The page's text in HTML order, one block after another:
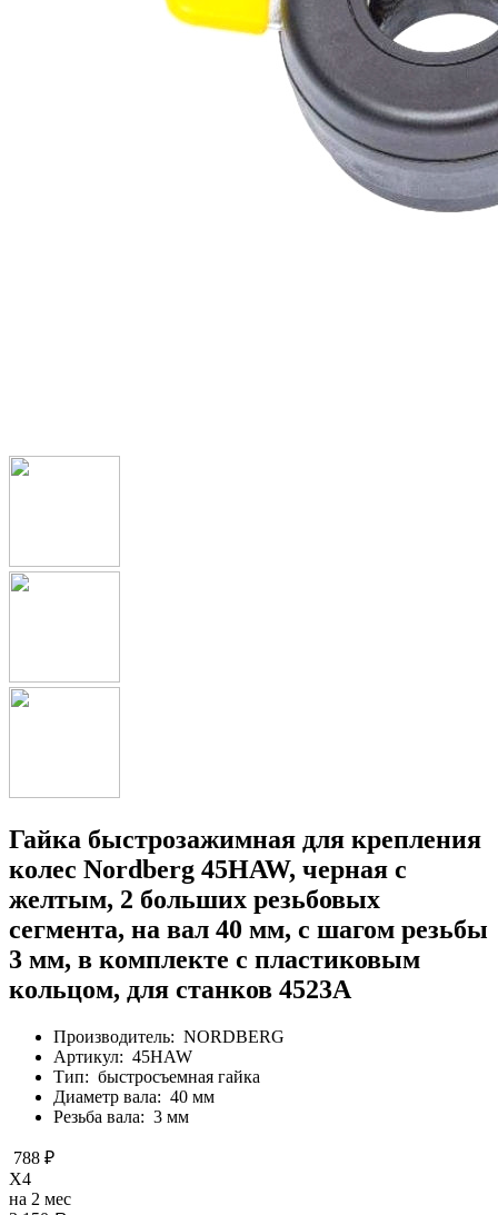
Гайка быстрозажимная для крепления
колес Nordberg 45HAW, черная с
желтым, 2 больших резьбовых
сегмента, на вал 40 мм, с шагом резьбы
3 мм, в комплекте с пластиковым
кольцом, для станков 4523A
Производитель: NORDBERG
Артикул: 45HAW
Тип: быстросъемная гайка
Диаметр вала: 40 мм
Резьба вала: 3 мм
788 ₽
X4
на 2 мес